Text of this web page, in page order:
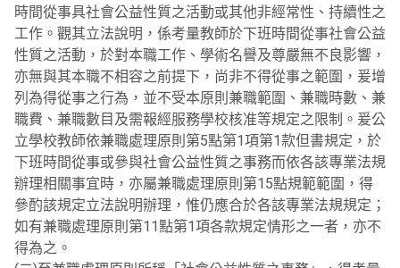
時間從事具社會公益性質之活動或其他非經常性、持續性之
工作。觀其立法說明，係考量教師於下班時間從事社會公益
性質之活動，於對本職工作、學術名譽及尊嚴無不良影響，
亦無與其本職不相容之前提下，尚非不得從事之範圍，爰增
列為得從事之行為，並不受本原則兼職範圍、兼職時數、兼
職費、兼職數目及需報經服務學校核准等規定之限制。爰公
立學校教師依兼職處理原則第5點第1項第1款但書規定，於
下班時間從事或參與社會公益性質之事務而依各該專業法規
辦理相關事宜時，亦屬兼職處理原則第15點規範範圍，得
參酌該規定立法說明辦理，惟仍應合於各該專業法規規定；
如有兼職處理原則第11點第1項各款規定情形之一者，亦不
得為之。